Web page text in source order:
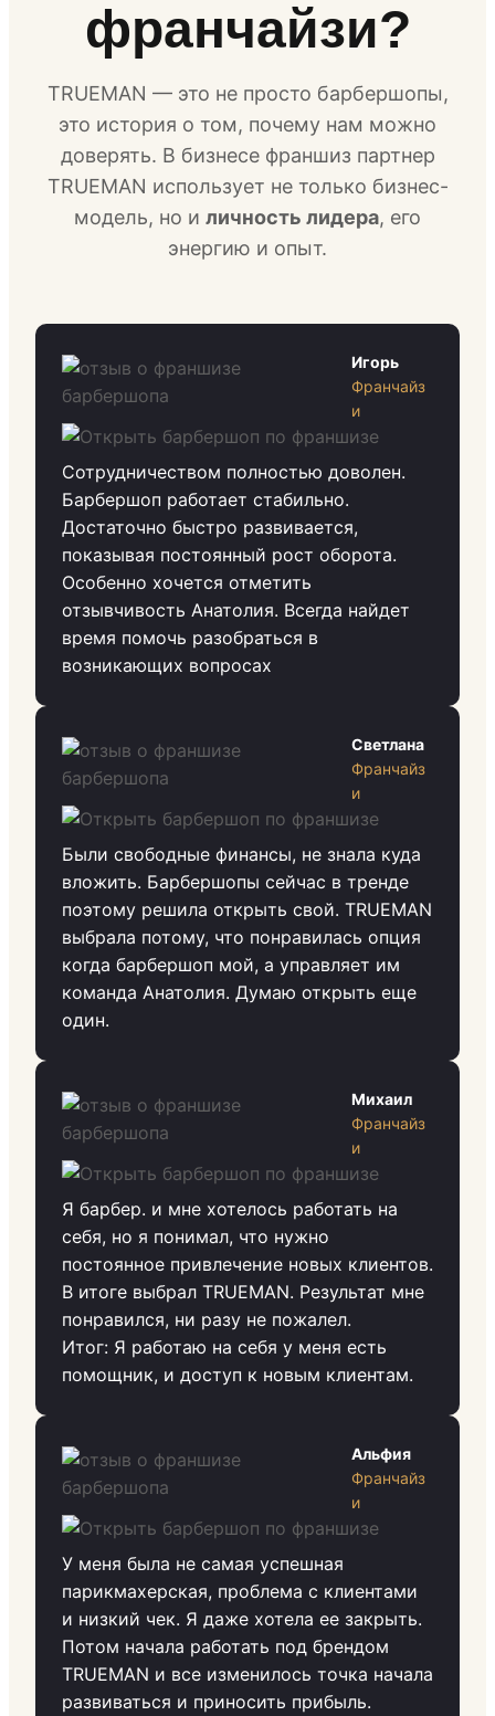
франчайзи?
TRUEMAN — это не просто барбершопы,
это история о том, почему нам можно
доверять. В бизнесе франшиз партнер
TRUEMAN использует не только бизнес-
модель, но и личность лидера, его
энергию и опыт.
Игорь
Франчайз
и
Сотрудничеством полностью доволен.
Барбершоп работает стабильно.
Достаточно быстро развивается,
показывая постоянный рост оборота.
Особенно хочется отметить
отзывчивость Анатолия. Всегда найдет
время помочь разобраться в
возникающих вопросах
Светлана
Франчайз
и
Были свободные финансы, не знала куда
вложить. Барбершопы сейчас в тренде
поэтому решила открыть свой. TRUEMAN
выбрала потому, что понравилась опция
когда барбершоп мой, а управляет им
команда Анатолия. Думаю открыть еще
один.
Михаил
Франчайз
и
Я барбер. и мне хотелось работать на
себя, но я понимал, что нужно
постоянное привлечение новых клиентов.
В итоге выбрал TRUEMAN. Результат мне
понравился, ни разу не пожалел.
Итог: Я работаю на себя у меня есть
помощник, и доступ к новым клиентам.
Альфия
Франчайз
и
У меня была не самая успешная
парикмахерская, проблема с клиентами
и низкий чек. Я даже хотела ее закрыть.
Потом начала работать под брендом
TRUEMAN и все изменилось точка начала
развиваться и приносить прибыль.